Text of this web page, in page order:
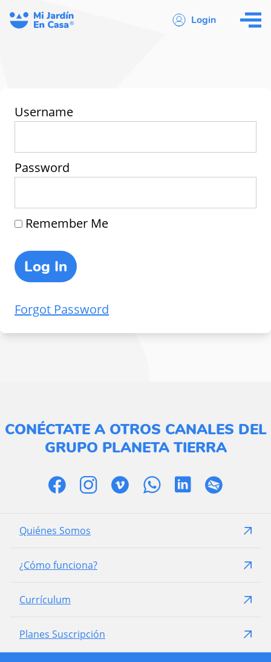
Login
Username
Password
Remember Me
Forgot Password
CONÉCTATE A OTROS CANALES DEL
GRUPO PLANETA TIERRA
Quiénes Somos
¿Cómo funciona?
Currículum
Planes Suscripción